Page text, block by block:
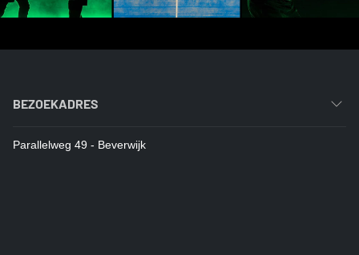
BEZOEKADRES
Parallelweg 49 - Beverwijk